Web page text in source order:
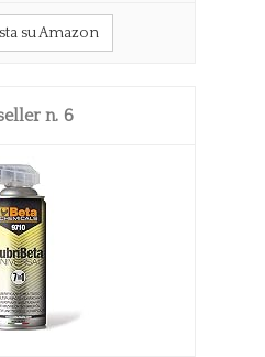
su Amazon
6